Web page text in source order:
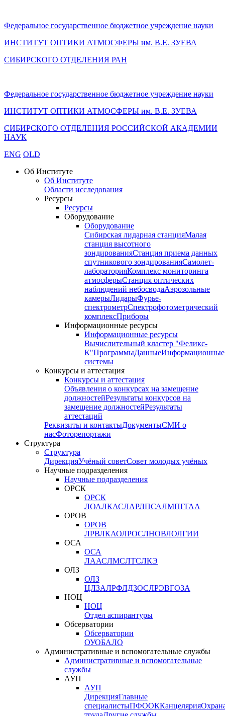
Федеральное государственное бюджетное учреждение науки
ИНСТИТУТ ОПТИКИ АТМОСФЕРЫ им. В.Е. ЗУЕВА
СИБИРСКОГО ОТДЕЛЕНИЯ РАН
Федеральное государственное бюджетное учреждение науки
ИНСТИТУТ ОПТИКИ АТМОСФЕРЫ им. В.Е. ЗУЕВА
СИБИРСКОГО ОТДЕЛЕНИЯ РОССИЙСКОЙ АКАДЕМИИ
НАУК
ENG OLD
Об Институте
Об Институте
Области исследования
Ресурсы
Ресурсы
Оборудование
Оборудование
Сибирская лидарная станцияМалая
станция высотного
зондированияСтанция приема данных
спутникового зондированияСамолет-
лабораторияКомплекс мониторинга
атмосферыСтанция оптических
наблюдений небосводаАэрозольные
камерыЛидарыФурье-
спектрометрСпектрофотометрический
комплексПриборы
Информационные ресурсы
Информационные ресурсы
Вычислительный кластер "Феликс-
К"ПрограммыДанныеИнформационные
системы
Конкурсы и аттестация
Конкурсы и аттестация
Объявления о конкурсах на замещение
должностейРезультаты конкурсов на
замещение должностейРезультаты
аттестаций
Реквизиты и контактыДокументыСМИ о
насФоторепортажи
Структура
Структура
ДирекцияУчёный советСовет молодых учёных
Научные подразделения
Научные подразделения
ОРСК
ОРСК
ЛОАЛКАСЛАРЛПСАЛМПГГАА
ОРОВ
ОРОВ
ЛРВЛКАОЛРОСЛНОВЛОЛГИИ
ОСА
ОСА
ЛААСЛМСЛТСЛКЭ
ОЛЗ
ОЛЗ
ЦЛЗАЛРФЛДЗОСЛРЭВГОЗА
НОЦ
НОЦ
Отдел аспирантуры
Обсерватории
Обсерватории
ОУОБАЛО
Административные и вспомогательные службы
Административные и вспомогательные
службы
АУП
АУП
ДирекцияГлавные
специалистыПФООККанцелярия